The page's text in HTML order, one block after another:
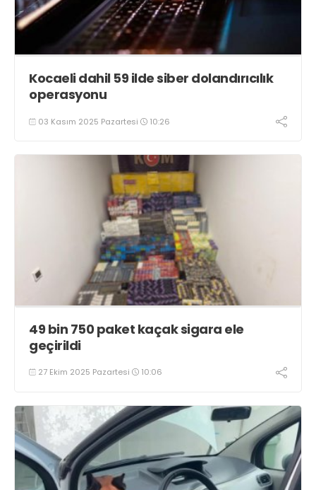
Kocaeli dahil 59 ilde siber dolandırıcılık
operasyonu
03 Kasım 2025 Pazartesi 10:26
49 bin 750 paket kaçak sigara ele
geçirildi
27 Ekim 2025 Pazartesi 10:06